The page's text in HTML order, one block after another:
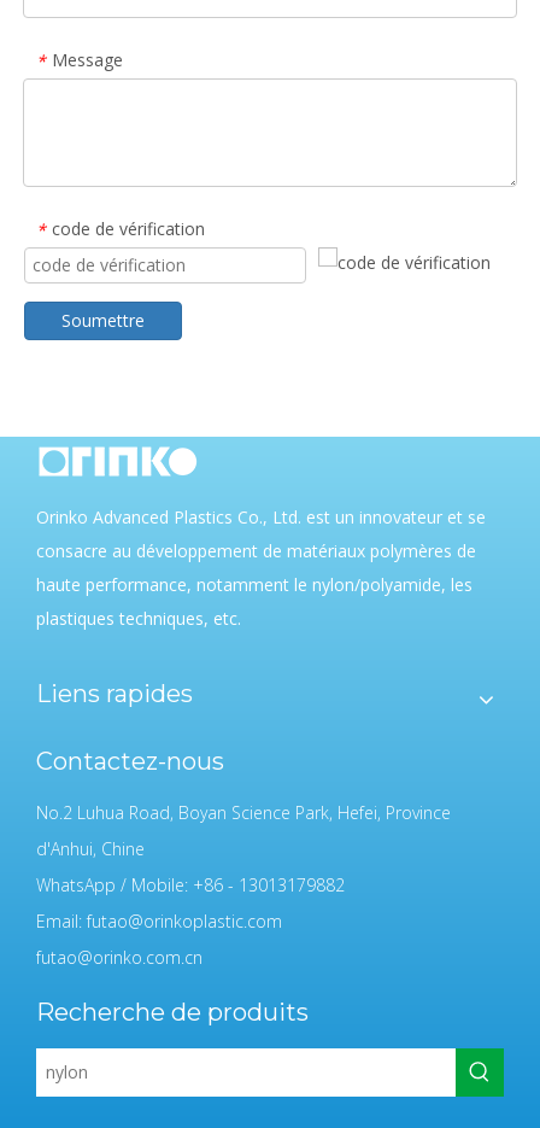
* Message
* code de vérification
Soumettre
Orinko Advanced Plastics Co., Ltd. est un innovateur et se
consacre au développement de matériaux polymères de
haute performance, notamment le nylon/polyamide, les
plastiques techniques, etc.
Liens rapides
Contactez-nous
No.2 Luhua Road, Boyan Science Park, Hefei, Province
d'Anhui, Chine
WhatsApp / Mobile: +86 - 13013179882
Email:futao@orinkoplastic.com
futao@orinko.com.cn
Recherche de produits